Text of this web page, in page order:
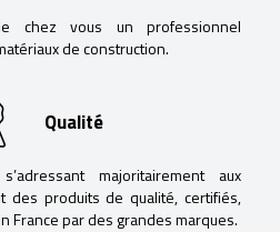
chez vous un professionnel
de construction.
Qualité
majoritairement aux
des produits de qualité, certifiés,
France par des grandes marques.